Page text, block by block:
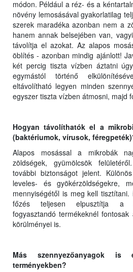
módon. Például a réz- és a
növény lemosásával gyakorlatilag
szerek maradéka azonban nem a
hanem annak belsejében van,
távolítja el azokat. Az alapos
öblítés - azonban mindig ajánlott!
két percig tiszta vízben áztatni
egymástól történő
eltávolítható legyen minden
egyszer tiszta vízben átmosni, majd
Hogyan távolíthatók el a
(baktériumok, vírusok,
Alapos mosással a mikrobák
zöldségek, gyümölcsök
további biztonságot jelent.
leveles- és gyökérzöldségekre,
mennyiségétől is meg kell
főzés teljesen elpusztítja a
fogyasztandó termékeknél
körülményei is.
Más szennyezőanyagok is
terményekben?